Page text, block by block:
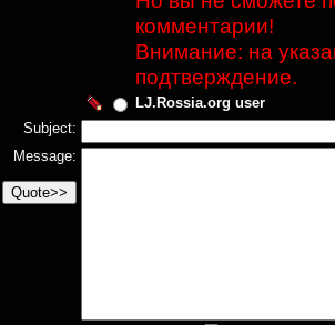
комментарии!
Внимание: на
подтверждение.
LJ.Rossia.org user
Subject:
Message: